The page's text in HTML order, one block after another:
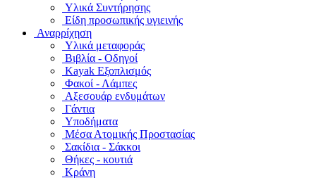
Υλικά Συντήρησης
Είδη προσωπικής υγιεινής
Αναρρίχηση
Υλικά μεταφοράς
Βιβλία - Οδηγοί
Kayak Εξοπλισμός
Φακοί - Λάμπες
Αξεσουάρ ενδυμάτων
Γάντια
Υποδήματα
Μέσα Ατομικής Προστασίας
Σακίδια - Σάκκοι
Θήκες - κουτιά
Κράνη